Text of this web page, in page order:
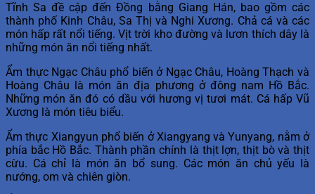
Tĩnh Sa đề cập đến Đồng bằng Giang Hán, bao gồm các
thành phố Kinh Châu, Sa Thị và Nghi Xương. Chả cá và các
món hấp rất nổi tiếng. Vịt trời kho đường và lươn thích dây là
những món ăn nổi tiếng nhất.
Ẩm thực Ngạc Châu phổ biến ở Ngạc Châu, Hoàng Thạch và
Hoàng Châu là món ăn địa phương ở đông nam Hồ Bắc.
Những món ăn đó có dầu với hương vị tươi mát. Cá hấp Vũ
Xương là món tiêu biểu.
Ẩm thực Xiangyun phổ biến ở Xiangyang và Yunyang, nằm ở
phía bắc Hồ Bắc. Thành phần chính là thịt lợn, thịt bò và thịt
cừu. Cá chỉ là món ăn bổ sung. Các món ăn chủ yếu là
nướng, om và chiên giòn.